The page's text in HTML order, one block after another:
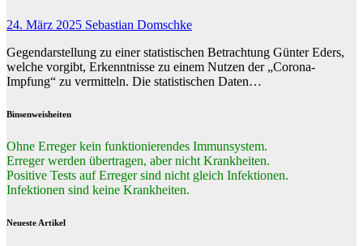
24. März 2025 Sebastian Domschke
Gegendarstellung zu einer statistischen Betrachtung Günter Eders,
welche vorgibt, Erkenntnisse zu einem Nutzen der „Corona-
Impfung“ zu vermitteln. Die statistischen Daten…
Binsenweisheiten
Ohne Erreger kein funktionierendes Immunsystem.
Erreger werden übertragen, aber nicht Krankheiten.
Positive Tests auf Erreger sind nicht gleich Infektionen.
Infektionen sind keine Krankheiten.
Neueste Artikel